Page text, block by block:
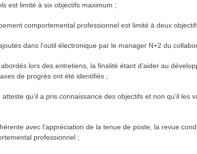
est limité à six objectifs maximum ;
comportemental professionnel est limité à deux
dans l’outil électronique par le manager N+2 du
lors des entretiens, la finalité étant d’aider au
de progrès ont été identifiés ;
qu’il a pris connaissance des objectifs et non qu’il les
avec l’appréciation de la tenue de poste, la revue
professionnel ;